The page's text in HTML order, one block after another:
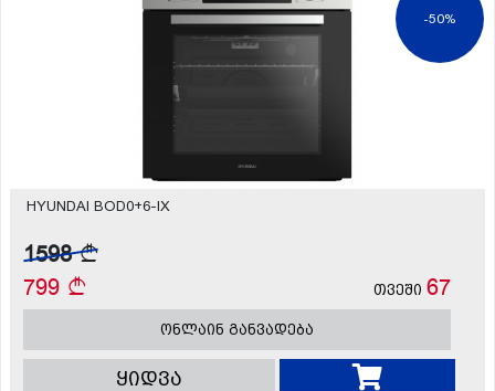
-50%
HYUNDAI BOD0+6-IX
1598
799
თვეში 67
ონლაინ განვადება
ყიდვა